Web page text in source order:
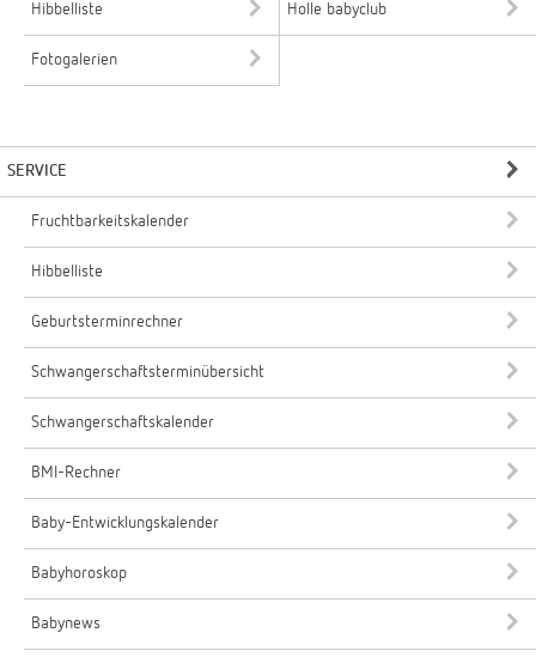
Hibbelliste Holle babyclub
Fotogalerien
SERVICE
Fruchtbarkeitskalender
Hibbelliste
Geburtsterminrechner
Schwangerschaftsterminübersicht
Schwangerschaftskalender
BMI-Rechner
Baby-Entwicklungskalender
Babyhoroskop
Babynews